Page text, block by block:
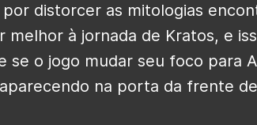
distorcer as mitologias
melhor à jornada de Kratos, e
se o jogo mudar seu foco para
aparecendo na porta da frente